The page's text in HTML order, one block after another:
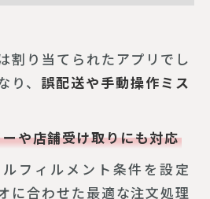
割り当てられたアプリでし
、 誤配送や手動操作ミス
や店舗受け取りにも対応
フィルメント条件を設定
に合わせた最適な注文処理